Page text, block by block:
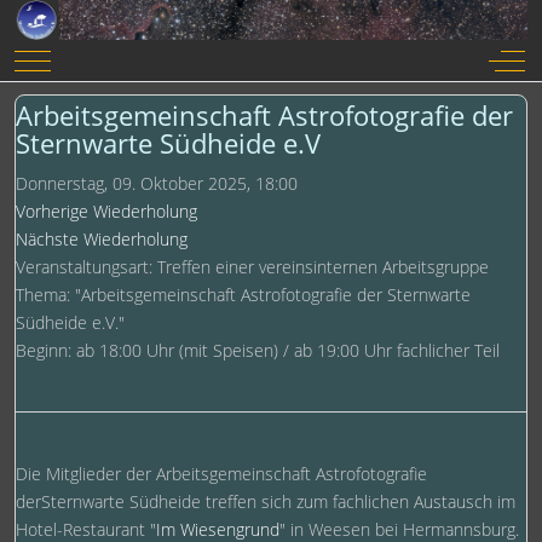
Mobile Menu Toggle Off-
Arbeitsgemeinschaft Astrofotografie der
Sternwarte Südheide e.V
Donnerstag, 09. Oktober 2025, 18:00
Vorherige Wiederholung
Nächste Wiederholung
Veranstaltungsart: Treffen einer vereinsinternen Arbeitsgruppe
Thema: "Arbeitsgemeinschaft Astrofotografie der Sternwarte
Südheide e.V."
Beginn: ab 18:00 Uhr (mit Speisen) / ab 19:00 Uhr fachlicher Teil
Die Mitglieder der Arbeitsgemeinschaft Astrofotografie
derSternwarte Südheide treffen sich zum fachlichen Austausch im
Hotel-Restaurant "Im Wiesengrund" in Weesen bei Hermannsburg.